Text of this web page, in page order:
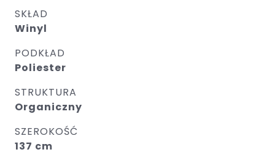
SKŁAD
Winyl
PODKŁAD
Poliester
STRUKTURA
Organiczny
SZEROKOŚĆ
137 cm